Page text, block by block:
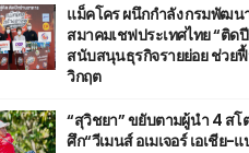
แม็คโคร ผนึกกำลัง กรมพัฒน
สมาคมเชฟประเทศไทย “ติด
สนับสนุนธุรกิจรายย่อย ช่วย
วิกฤต
“สุวิชยา” ขยับตามผู้นำ 4 สโ
ศึก“วีเมนส์ อเมเจอร์ เอเชีย-